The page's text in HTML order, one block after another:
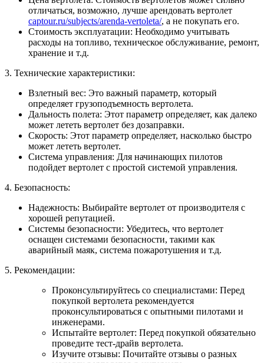
отличаться, возможно, лучше арендовать вертолет
captour.ru/subjects/arenda-vertoleta/, а не покупать его.
Стоимость эксплуатации: Необходимо учитывать
расходы на топливо, техническое обслуживание, ремонт,
хранение и т.д.
3. Технические характеристики:
Взлетный вес: Это важный параметр, который
определяет грузоподъемность вертолета.
Дальность полета: Этот параметр определяет, как далеко
может лететь вертолет без дозаправки.
Скорость: Этот параметр определяет, насколько быстро
может лететь вертолет.
Система управления: Для начинающих пилотов
подойдет вертолет с простой системой управления.
4. Безопасность:
Надежность: Выбирайте вертолет от производителя с
хорошей репутацией.
Системы безопасности: Убедитесь, что вертолет
оснащен системами безопасности, такими как
аварийный маяк, система пожаротушения и т.д.
5. Рекомендации:
Проконсультируйтесь со специалистами: Перед
покупкой вертолета рекомендуется
проконсультироваться с опытными пилотами и
инженерами.
Испытайте вертолет: Перед покупкой обязательно
проведите тест-драйв вертолета.
Изучите отзывы: Почитайте отзывы о разных